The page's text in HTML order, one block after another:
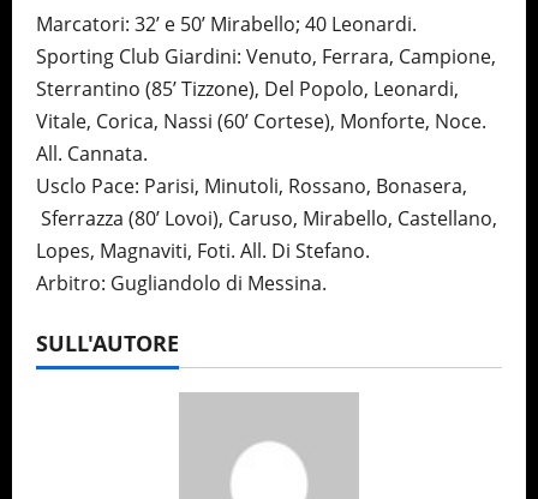
Marcatori: 32’ e 50’ Mirabello; 40 Leonardi.
Sporting Club Giardini: Venuto, Ferrara, Campione,
Sterrantino (85’ Tizzone), Del Popolo, Leonardi,
Vitale, Corica, Nassi (60’ Cortese), Monforte, Noce.
All. Cannata.
Usclo Pace: Parisi, Minutoli, Rossano, Bonasera,
Sferrazza (80’ Lovoi), Caruso, Mirabello, Castellano,
Lopes, Magnaviti, Foti. All. Di Stefano.
Arbitro: Gugliandolo di Messina.
SULL'AUTORE